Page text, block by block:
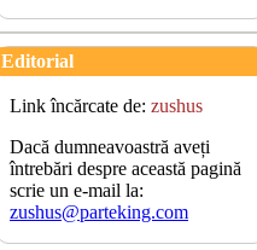
Editorial
Link încărcate de: zushus
Dacă dumneavoastră aveți
întrebări despre această pagină
scrie un e-mail la:
zushus@parteking.com